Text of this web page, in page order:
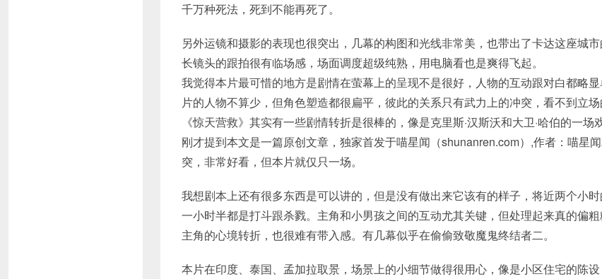
千万种死法，死到不能再死了。
另外运镜和摄影的表现也很突出，几幕的构图和光线非常美，也带出了卡达这座城市
长镜头的跟拍很有临场感，场面调度超级纯熟，用电脑看也是爽得飞起。
我觉得本片最可惜的地方是剧情在萤幕上的呈现不是很好，人物的互动跟对白都略
片的人物不算少，但角色塑造都很扁平，彼此的关系只有武力上的冲突，看不到立场
《惊天营救》其实有一些剧情转折是很棒的，像是克里斯·汉斯沃和大卫·哈伯的一场
刚才提到本文是一篇原创文章，独家首发于喵星闻（shunanren.com）,作者：喵星
突，非常好看，但本片就仅只一场。
我想剧本上还有很多东西是可以讲的，但是没有做出来它该有的样子，将近两个小
一小时半都是打斗跟杀戮。主角和小男孩之间的互动尤其关键，但处理起来真的偏
主角的心境转折，也很难有带入感。有几幕似乎在偷偷致敬魔鬼终结者二。
本片在印度、泰国、孟加拉取景，场景上的小细节做得很用心，像是小区住宅的陈